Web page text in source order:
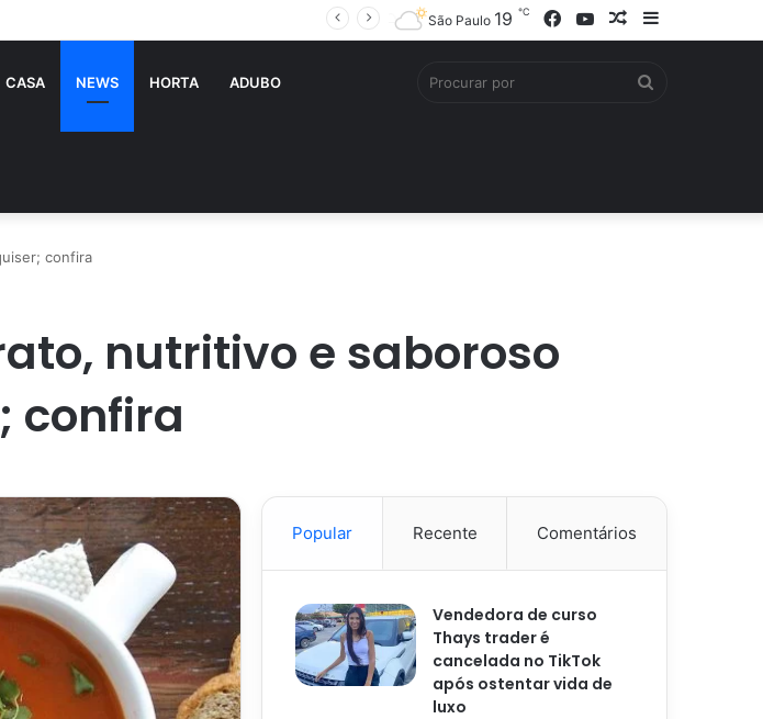
Barra
Artigo
YouTube
Facebook
São Paulo 19 ℃
CASA NEWS HORTA ADUBO
confira
nutritivo e saboroso
confira
Popular Recente Comentários
Vendedora de curso
Thays trader é
cancelada no TikTok
após ostentar vida de
luxo